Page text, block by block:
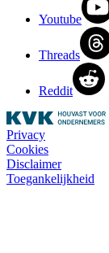
Youtube
Threads
Reddit
Privacy
Cookies
Disclaimer
Toegankelijkheid